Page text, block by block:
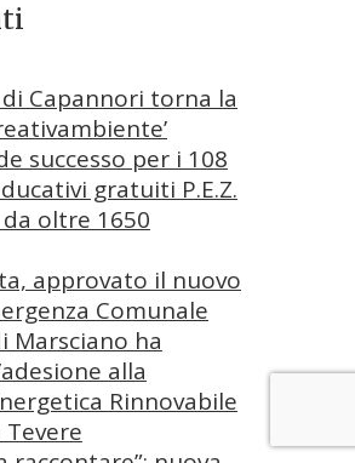
Capannori torna la
successo per i 108
gratuiti P.E.Z.
oltre 1650
approvato il nuovo
Comunale
Marsciano ha
alla
Rinnovabile
Tevere